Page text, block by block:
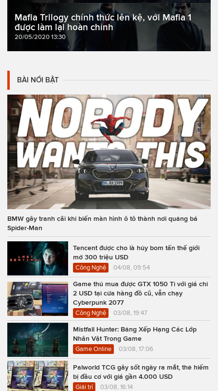
Mafia Trilogy chính thức lên kệ, với Mafia 1
được làm lại hoàn chỉnh
20/05/2020 13:30
BÀI NỔI BẬT
BMW gây tranh cãi khi biến màn hình ô tô thành nơi quảng bá
Spider-Man
Tencent được cho là hủy bom tấn thế giới
mở 300 triệu USD
Công Nghệ 04/08, 09:54
Game thủ mua được GTX 1050 Ti với giá chỉ
2 USD tại cửa hàng đồ cũ, vẫn chạy
Cyberpunk 2077
Công Nghệ 03/08, 19:47
Mistfall Hunter: Bảng Xếp Hạng Các Lớp
Nhân Vật Trong Game
Game Online 03/08, 17:06
Palworld TCG gây sốt ngày ra mắt, thẻ hiếm
bị đầu cơ với giá gần 4.000 USD
Giải trí 03/08, 16:14